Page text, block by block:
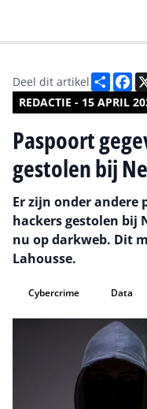
REDACTIE - 15 APRIL
Deel dit artikel Deel
Paspoort
gestolen bij
Er zijn onder andere
hackers gestolen bij
nu op darkweb. Dit
Lahousse.
Cybercrime Data